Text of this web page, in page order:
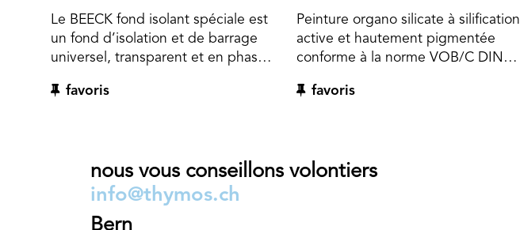
Le BEECK fond isolant spéciale est
un fond d’isolation et de barrage
universel, transparent et en phase
destiné à des supports
supports à pouvoir absorbant
différent. Le pouvoir isolant se
montre excellent contre les
favoris
Peinture organo silicate à silification
active et hautement pigmentée
conforme à la norme VOB/C DIN
différentes. Pour la coloration
par exemple le Beeckosil. Peut
favoris
nous vous conseillons volontiers
info@thymos.ch
Bern